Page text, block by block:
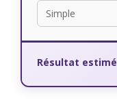
Résultat estimé